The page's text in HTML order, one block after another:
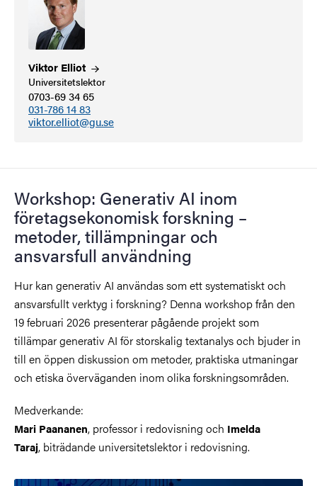
Viktor Elliot
Universitetslektor
0703-69 34 65
031-786 14 83
viktor.elliot@gu.se
Workshop: Generativ AI inom
företagsekonomisk forskning –
metoder, tillämpningar och
ansvarsfull användning
Hur kan generativ AI användas som ett systematiskt och
ansvarsfullt verktyg i forskning? Denna workshop från den
19 februari 2026 presenterar pågående projekt som
tillämpar generativ AI för storskalig textanalys och bjuder in
till en öppen diskussion om metoder, praktiska utmaningar
och etiska överväganden inom olika forskningsområden.
Medverkande:
Mari Paananen, professor i redovisning och Imelda
Taraj, biträdande universitetslektor i redovisning.